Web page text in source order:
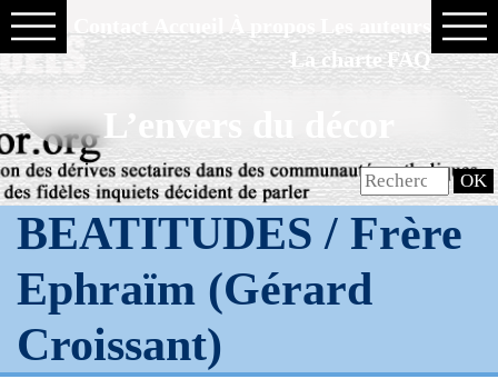
La charte FAQ
L’envers du décor
BEATITUDES / Frère
Ephraïm (Gérard
Croissant)